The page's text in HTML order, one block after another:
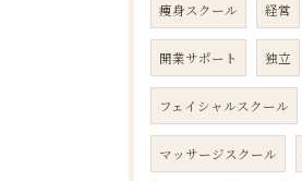
痩身スクール 経営
開業サポート 独立
フェイシャルスクール
マッサージスクール